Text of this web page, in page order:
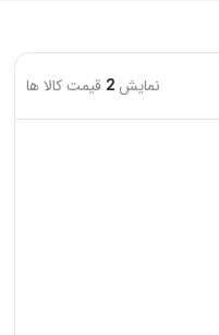
نمایش 2 قیمت کالا ها